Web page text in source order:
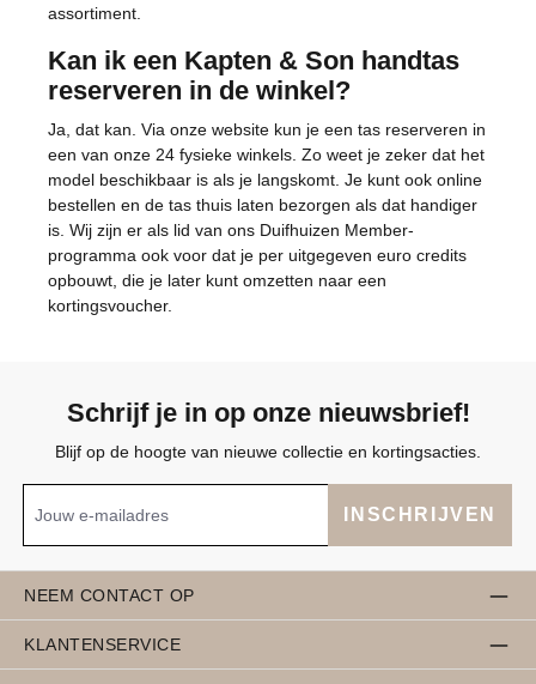
assortiment.
Kan ik een Kapten & Son handtas
reserveren in de winkel?
Ja, dat kan. Via onze website kun je een tas reserveren in
een van onze 24 fysieke winkels. Zo weet je zeker dat het
model beschikbaar is als je langskomt. Je kunt ook online
bestellen en de tas thuis laten bezorgen als dat handiger
is. Wij zijn er als lid van ons Duifhuizen Member-
programma ook voor dat je per uitgegeven euro credits
opbouwt, die je later kunt omzetten naar een
kortingsvoucher.
Schrijf je in op onze nieuwsbrief!
Blijf op de hoogte van nieuwe collectie en kortingsacties.
INSCHRIJVEN
NEEM CONTACT OP
KLANTENSERVICE